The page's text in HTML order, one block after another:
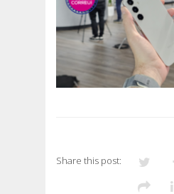
Share this post: